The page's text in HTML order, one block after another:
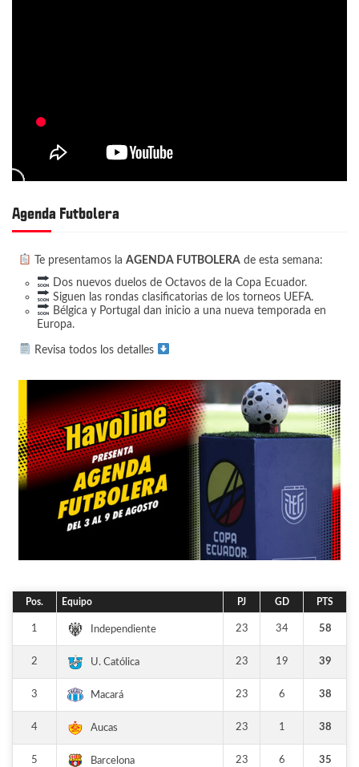
Agenda Futbolera
Te presentamos la AGENDA FUTBOLERAde esta semana:
Dos nuevos duelos de Octavos de la Copa Ecuador.
Siguen las rondas clasificatorias de los torneos UEFA.
Bélgica y Portugal dan inicio a una nueva temporada en
Europa.
Revisa todos los detalles
Pos. Equipo PJ GD PTS
1 Independiente 23 34 58
2 U. Católica 23 19 39
3 Macará 23 6 38
4 Aucas 23 1 38
5 Barcelona 23 6 35